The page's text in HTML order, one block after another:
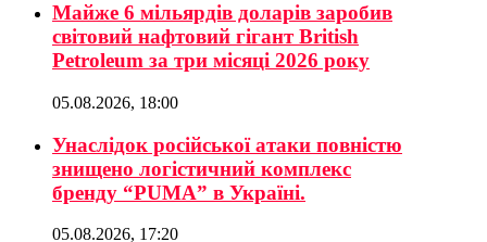
Майже 6 мільярдів доларів заробив
світовий нафтовий гігант British
Petroleum за три місяці 2026 року
05.08.2026, 18:00
Унаслідок російської атаки повністю
знищено логістичний комплекс
бренду “PUMA” в Україні.
05.08.2026, 17:20